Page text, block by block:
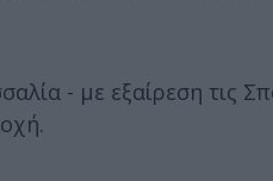
- με εξαίρεση τις